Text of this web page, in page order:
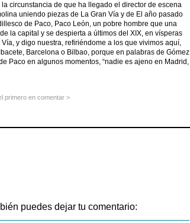
circunstancia de que ha llegado el director de escena
uniendo piezas de La Gran Vía y de El año pasado
de Paco, Paco León, un pobre hombre que una
la capital y se despierta a últimos del XIX, en vísperas
y digo nuestra, refiriéndome a los que vivimos aquí,
Barcelona o Bilbao, porque en palabras de Gómez
Paco en algunos momentos, “nadie es ajeno en Madrid,
primero en comentar >
puedes dejar tu comentario: